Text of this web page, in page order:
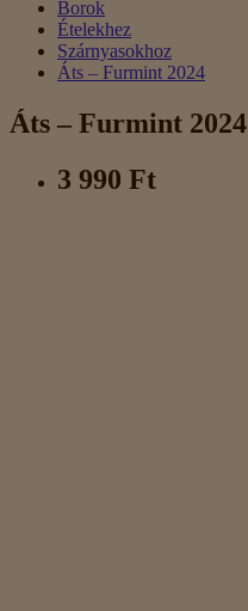
Borok
Ételekhez
Szárnyasokhoz
Áts – Furmint 2024
Áts – Furmint 2024
3 990 Ft